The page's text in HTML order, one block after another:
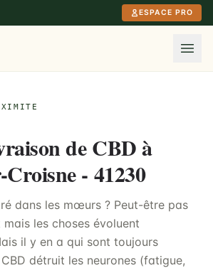
ESPACE PRO
de CBD à
- 41230
dans les mœurs ? Peut-être pas
les choses évoluent
il y en a qui sont toujours
détruit les neurones (fatigue,